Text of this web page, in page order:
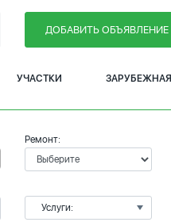
ДОБАВИТЬ ОБЪЯВЛЕНИЕ
УЧАСТКИ ЗАРУБЕЖНАЯ
Ремонт:
Услуги: